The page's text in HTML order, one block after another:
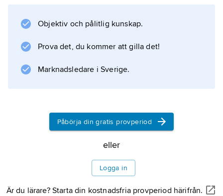
Objektiv och pålitlig kunskap.
Prova det, du kommer att gilla det!
Marknadsledare i Sverige.
Påbörja din gratis provperiod
eller
Logga in
Är du lärare? Starta din kostnadsfria provperiod härifrån.